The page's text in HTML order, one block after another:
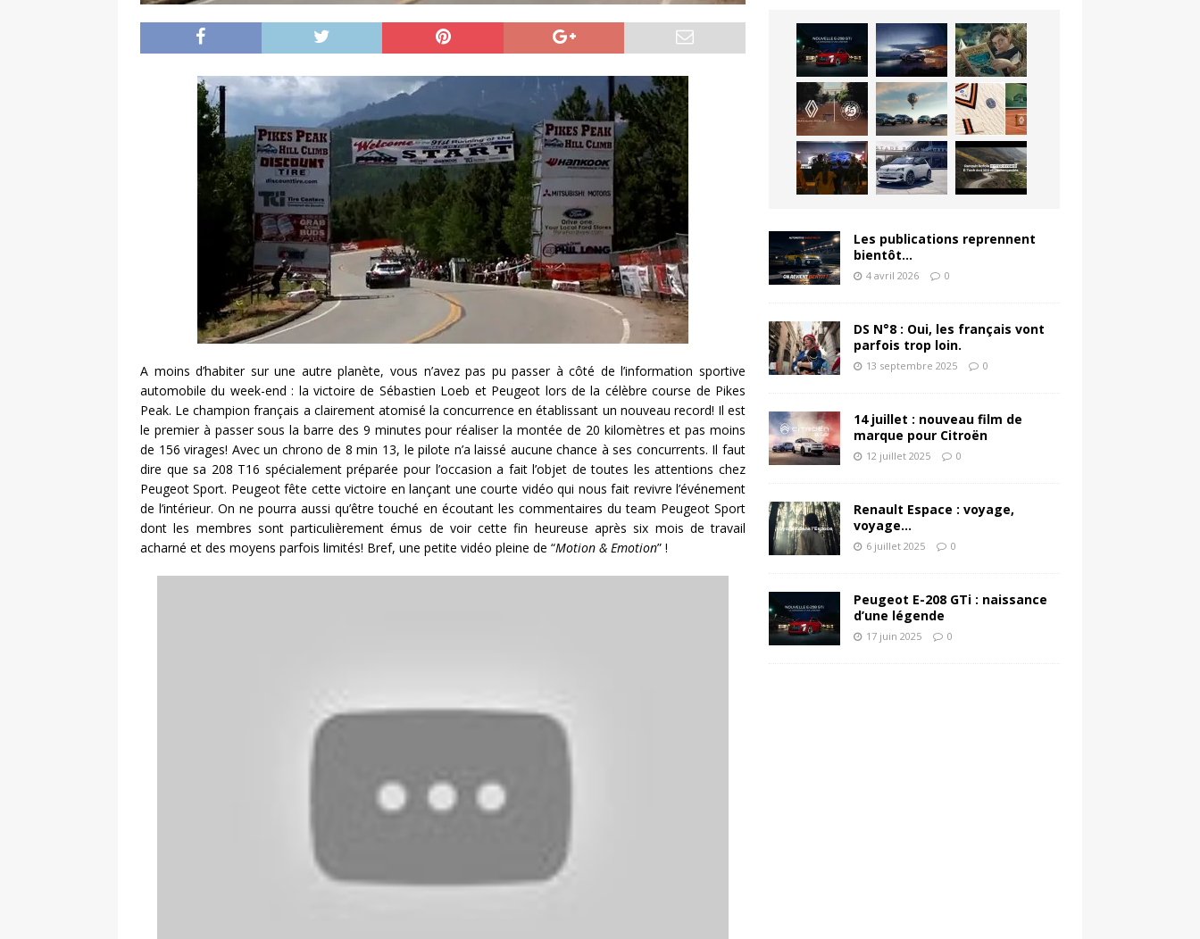
A moins d’habiter sur une autre planète, vous n’avez pas pu passer à côté de l’information sportive
automobile du week-end : la victoire de Sébastien Loeb et Peugeot lors de la célèbre course de Pikes
Peak. Le champion français a clairement atomisé la concurrence en établissant un nouveau record! Il est
le premier à passer sous la barre des 9 minutes pour réaliser la montée de 20 kilomètres et pas moins
de 156 virages! Avec un chrono de 8 min 13, le pilote n’a laissé aucune chance à ses concurrents. Il faut
dire que sa 208 T16 spécialement préparée pour l’occasion a fait l’objet de toutes les attentions chez
Peugeot Sport. Peugeot fête cette victoire en lançant une courte vidéo qui nous fait revivre l’événement
de l’intérieur. On ne pourra aussi qu’être touché en écoutant les commentaires du team Peugeot Sport
dont les membres sont particulièrement émus de voir cette fin heureuse après six mois de travail
acharné et des moyens parfois limités! Bref, une petite vidéo pleine de “Motion & Emotion” !
Les publications reprennent
bientôt…
4 avril 2026 0
DS N°8 : Oui, les français vont
parfois trop loin.
13 septembre 2025 0
14 juillet : nouveau film de
marque pour Citroën
12 juillet 2025 0
Renault Espace : voyage,
voyage…
6 juillet 2025 0
Peugeot E-208 GTi : naissance
d’une légende
17 juin 2025 0